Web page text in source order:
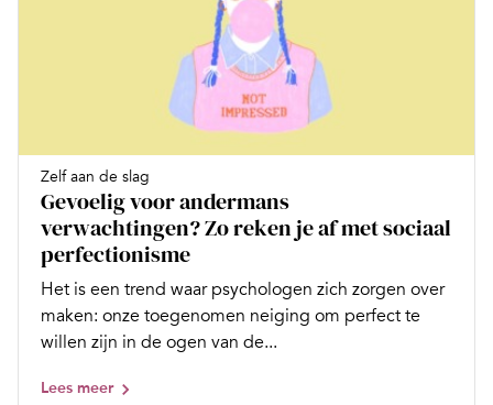
Zelf aan de slag
Gevoelig voor andermans
verwachtingen? Zo reken je af met sociaal
perfectionisme
Het is een trend waar psychologen zich zorgen over
maken: onze toegenomen neiging om perfect te
willen zijn in de ogen van de...
Lees meer